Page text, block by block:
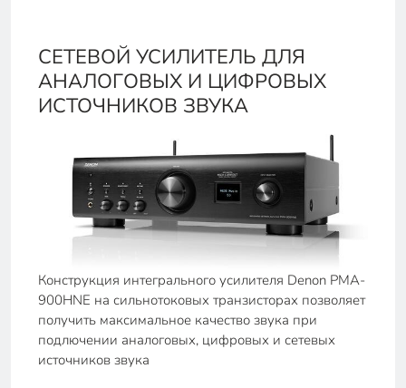
СЕТЕВОЙ УСИЛИТЕЛЬ ДЛЯ
АНАЛОГОВЫХ И ЦИФРОВЫХ
ИСТОЧНИКОВ ЗВУКА
Конструкция интегрального усилителя Denon PMA-
900HNE на сильнотоковых транзисторах позволяет
получить максимальное качество звука при
подлючении аналоговых, цифровых и сетевых
источников звука